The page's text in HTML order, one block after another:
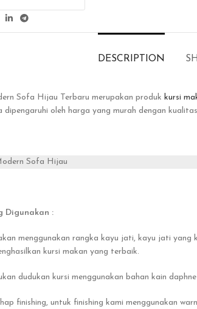
DESCRIPTION
Sofa Hijau Terbaru merupakan produk kursi
oleh harga yang murah dengan
Digunakan :
menggunakan rangka kayu jati, kayu jati
kursi makan yang terbaik.
dudukan kursi menggunakan bahan kain
finishing, untuk finishing kami menggunakan